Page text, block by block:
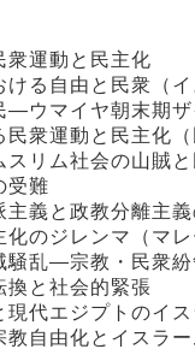
衆運動と民主化
る自由と民衆（
―ウマイヤ朝末期ザ
衆運動と民主化
スリム社会の山賊
受難
義と政教分離主義
のジレンマ（マ
騒乱―宗教・民衆
換と社会的緊張
現代エジプトのイ
教自由化とイスラー